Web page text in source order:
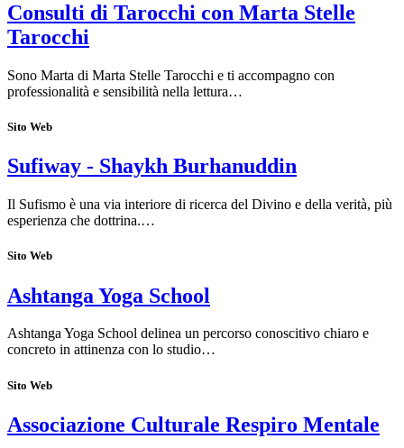
Consulti di Tarocchi con Marta Stelle
Tarocchi
Sono Marta di Marta Stelle Tarocchi e ti accompagno con
professionalità e sensibilità nella lettura…
Sito Web
Sufiway - Shaykh Burhanuddin
Il Sufismo è una via interiore di ricerca del Divino e della verità, più
esperienza che dottrina.…
Sito Web
Ashtanga Yoga School
Ashtanga Yoga School delinea un percorso conoscitivo chiaro e
concreto in attinenza con lo studio…
Sito Web
Associazione Culturale Respiro Mentale